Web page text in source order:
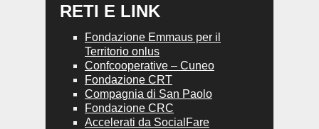
RETI E LINK
Fondazione Emmaus per il
Territorio onlus
Confcooperative – Cuneo
Fondazione CRT
Compagnia di San Paolo
Fondazione CRC
Accelerati da SocialFare